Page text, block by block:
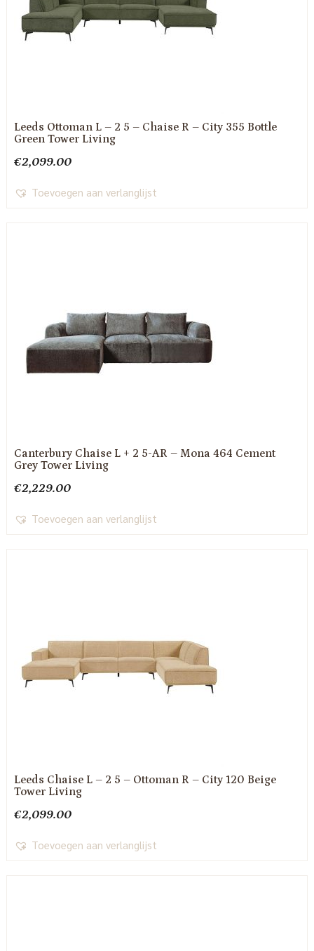
Leeds Ottoman L – 2 5 – Chaise R – City 355 Bottle
Green Tower Living
€2,099.00
Toevoegen aan verlanglijst
Canterbury Chaise L + 2 5-AR – Mona 464 Cement
Grey Tower Living
€2,229.00
Toevoegen aan verlanglijst
Leeds Chaise L – 2 5 – Ottoman R – City 120 Beige
Tower Living
€2,099.00
Toevoegen aan verlanglijst